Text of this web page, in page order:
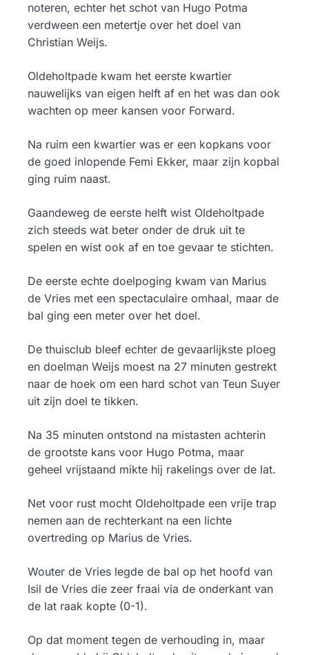
noteren, echter het schot van Hugo Potma
verdween een metertje over het doel van
Christian Weijs.
Oldeholtpade kwam het eerste kwartier
nauwelijks van eigen helft af en het was dan ook
wachten op meer kansen voor Forward.
Na ruim een kwartier was er een kopkans voor
de goed inlopende Femi Ekker, maar zijn kopbal
ging ruim naast.
Gaandeweg de eerste helft wist Oldeholtpade
zich steeds wat beter onder de druk uit te
spelen en wist ook af en toe gevaar te stichten.
De eerste echte doelpoging kwam van Marius
de Vries met een spectaculaire omhaal, maar de
bal ging een meter over het doel.
De thuisclub bleef echter de gevaarlijkste ploeg
en doelman Weijs moest na 27 minuten gestrekt
naar de hoek om een hard schot van Teun Suyer
uit zijn doel te tikken.
Na 35 minuten ontstond na mistasten achterin
de grootste kans voor Hugo Potma, maar
geheel vrijstaand mikte hij rakelings over de lat.
Net voor rust mocht Oldeholtpade een vrije trap
nemen aan de rechterkant na een lichte
overtreding op Marius de Vries.
Wouter de Vries legde de bal op het hoofd van
Isil de Vries die zeer fraai via de onderkant van
de lat raak kopte (0-1).
Op dat moment tegen de verhouding in, maar